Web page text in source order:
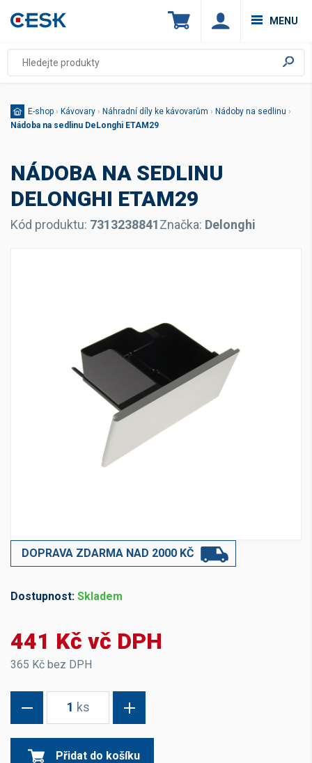
MENU
E-shop › Kávovary › Náhradní díly ke kávovarům › Nádoby na sedlinu ›
Nádoba na sedlinu DeLonghi ETAM29
NÁDOBA NA SEDLINU
DELONGHI ETAM29
Kód produktu: 7313238841Značka: Delonghi
DOPRAVA ZDARMA NAD 2000 KČ
Dostupnost: Skladem
441 Kč vč DPH
365 Kč bez DPH
1 ks
Přidat do košíku